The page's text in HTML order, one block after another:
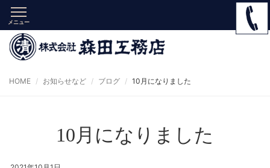
メニュー
HOME お知らせなど ブログ 10月になりました
10月になりました